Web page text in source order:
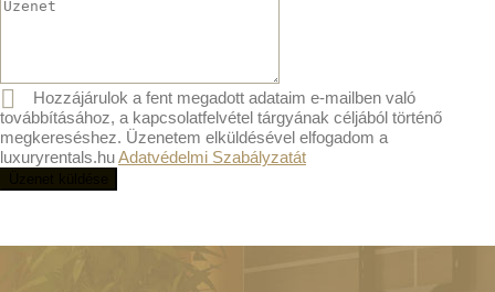
Hozzájárulok a fent megadott adataim e-mailben való
továbbításához, a kapcsolatfelvétel tárgyának céljából történő
megkereséshez. Üzenetem elküldésével elfogadom a
luxuryrentals.huAdatvédelmi Szabályzatát